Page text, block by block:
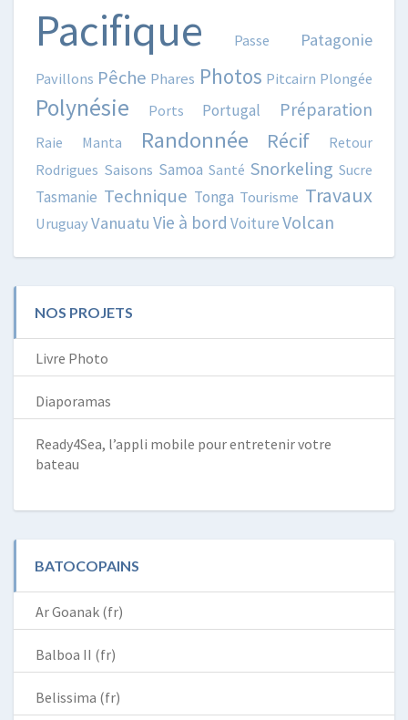
Pacifique Passe Patagonie
Pavillons Pêche Phares Photos Pitcairn Plongée
Polynésie Ports Portugal Préparation
Raie Manta Randonnée Récif
Retour
Rodrigues Saisons Samoa Santé Snorkeling Sucre
Tasmanie Technique Tonga Tourisme Travaux
UruguayVanuatu Vie à bord VoitureVolcan
NOS PROJETS
Livre Photo
Diaporamas
Ready4Sea, l’appli mobile pour entretenir votre
bateau
BATOCOPAINS
Ar Goanak (fr)
Balboa II (fr)
Belissima (fr)